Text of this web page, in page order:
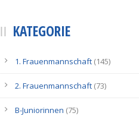
KATEGORIE
1. Frauenmannschaft (145)
2. Frauenmannschaft (73)
B-Juniorinnen (75)